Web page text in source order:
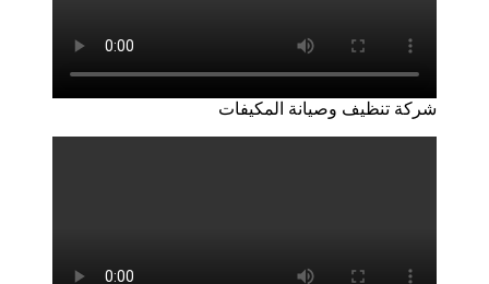
شركة تنظيف وصيانة المكيفات